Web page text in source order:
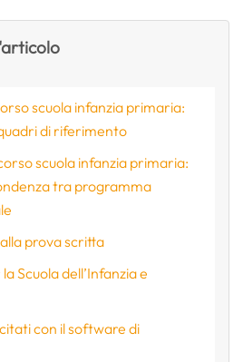
scuola infanzia primaria:
di riferimento
scuola infanzia primaria:
tra programma
prova scritta
Scuola dell’Infanzia e
con il software di